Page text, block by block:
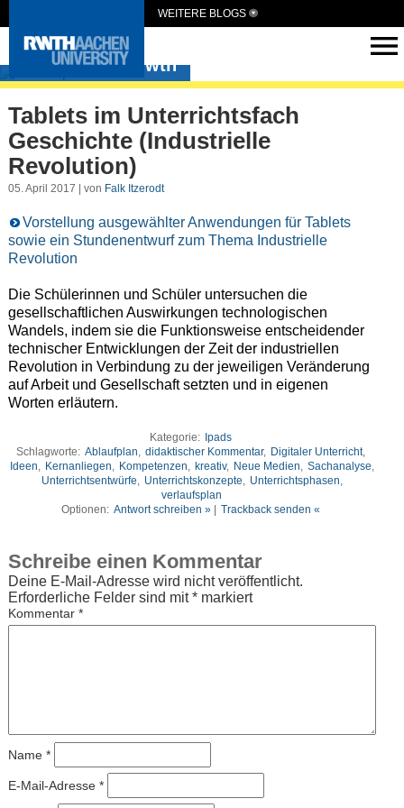
WEITERE BLOGS
medienpaed-rwth
Tablets im Unterrichtsfach
Geschichte (Industrielle
Revolution)
05. April 2017 | von Falk Itzerodt
Vorstellung ausgewählter Anwendungen für Tablets
sowie ein Stundenentwurf zum Thema Industrielle
Revolution
Die Schülerinnen und Schüler untersuchen die
gesellschaftlichen Auswirkungen technologischen
Wandels, indem sie die Funktionsweise entscheidender
technischer Entwicklungen der Zeit der industriellen
Revolution in Verbindung zu der jeweiligen Veränderung
auf Arbeit und Gesellschaft setzten und in eigenen
Worten erläutern.
Kategorie: Ipads
Schlagworte: Ablaufplan, didaktischer Kommentar, Digitaler Unterricht,
Ideen, Kernanliegen, Kompetenzen, kreativ, Neue Medien, Sachanalyse,
Unterrichtsentwürfe, Unterrichtskonzepte, Unterrichtsphasen,
verlaufsplan
Optionen: Antwort schreiben » Trackback senden «
Schreibe einen Kommentar
Deine E-Mail-Adresse wird nicht veröffentlicht.
Erforderliche Felder sind mit*markiert
Kommentar *
Name *
E-Mail-Adresse *